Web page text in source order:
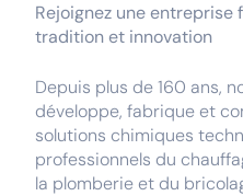
Rejoignez une
tradition et innovation
Depuis plus de 160 ans,
développe, fabrique et
solutions chimiques
professionnels du
la plomberie et du